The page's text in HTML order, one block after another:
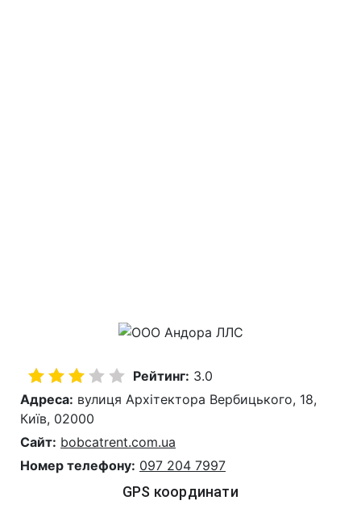
Рейтинг: 3.0
Адреса: вулиця Архітектора Вербицького, 18,
Київ, 02000
Сайт: bobcatrent.com.ua
Номер телефону: 097 204 7997
GPS координати